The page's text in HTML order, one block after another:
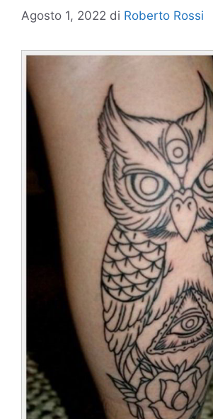
Agosto 1, 2022 di Roberto Rossi